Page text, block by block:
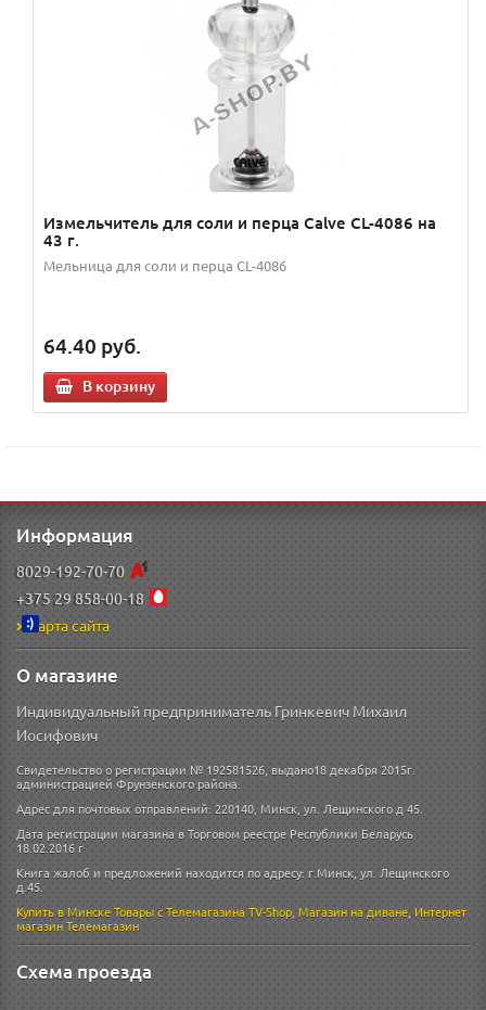
Измельчитель для соли и перца Calve CL-4086 на
43 г.
Мельница для соли и перца CL-4086
64.40 руб.
В корзину
Информация
8029-192-70-70
+375 29 858-00-18
Карта сайта
О магазине
Индивидуальный предприниматель Гринкевич Михаил
Иосифович
Свидетельство о регистрации № 192581526, выдано18 декабря 2015г.
администрацией Фрунзенского района.
Адрес для почтовых отправлений: 220140, Минск, ул. Лещинского д 45.
Дата регистрации магазина в Торговом реестре Республики Беларусь
18.02.2016 г
Книга жалоб и предложений находится по адресу: г.Минск, ул. Лещинского
д.45.
Купить в МинскеТовары с Телемагазина TV-Shop,Магазин на диване,Интернет
магазинТелемагазин
Схема проезда